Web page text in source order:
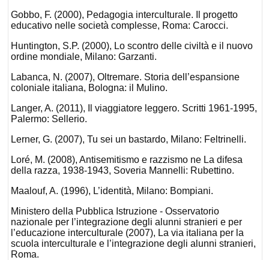
Gobbo, F. (2000), Pedagogia interculturale. Il progetto
educativo nelle società complesse, Roma: Carocci.
Huntington, S.P. (2000), Lo scontro delle civiltà e il nuovo
ordine mondiale, Milano: Garzanti.
Labanca, N. (2007), Oltremare. Storia dell’espansione
coloniale italiana, Bologna: il Mulino.
Langer, A. (2011), Il viaggiatore leggero. Scritti 1961-1995,
Palermo: Sellerio.
Lerner, G. (2007), Tu sei un bastardo, Milano: Feltrinelli.
Loré, M. (2008), Antisemitismo e razzismo ne La difesa
della razza, 1938-1943, Soveria Mannelli: Rubettino.
Maalouf, A. (1996), L’identità, Milano: Bompiani.
Ministero della Pubblica Istruzione - Osservatorio
nazionale per l’integrazione degli alunni stranieri e per
l’educazione interculturale (2007), La via italiana per la
scuola interculturale e l’integrazione degli alunni stranieri,
Roma.